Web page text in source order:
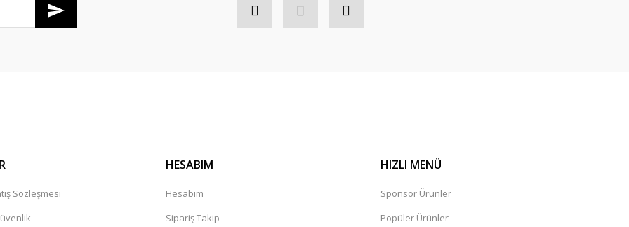
Sözleşmesi
HESABIM
Hesabım
Sipariş Takip
HIZLI MENÜ
Sponsor Ürünler
Popüler Ürünler